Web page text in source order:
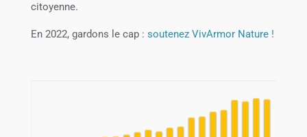
citoyenne.
En 2022, gardons le cap : soutenez VivArmor Nature !